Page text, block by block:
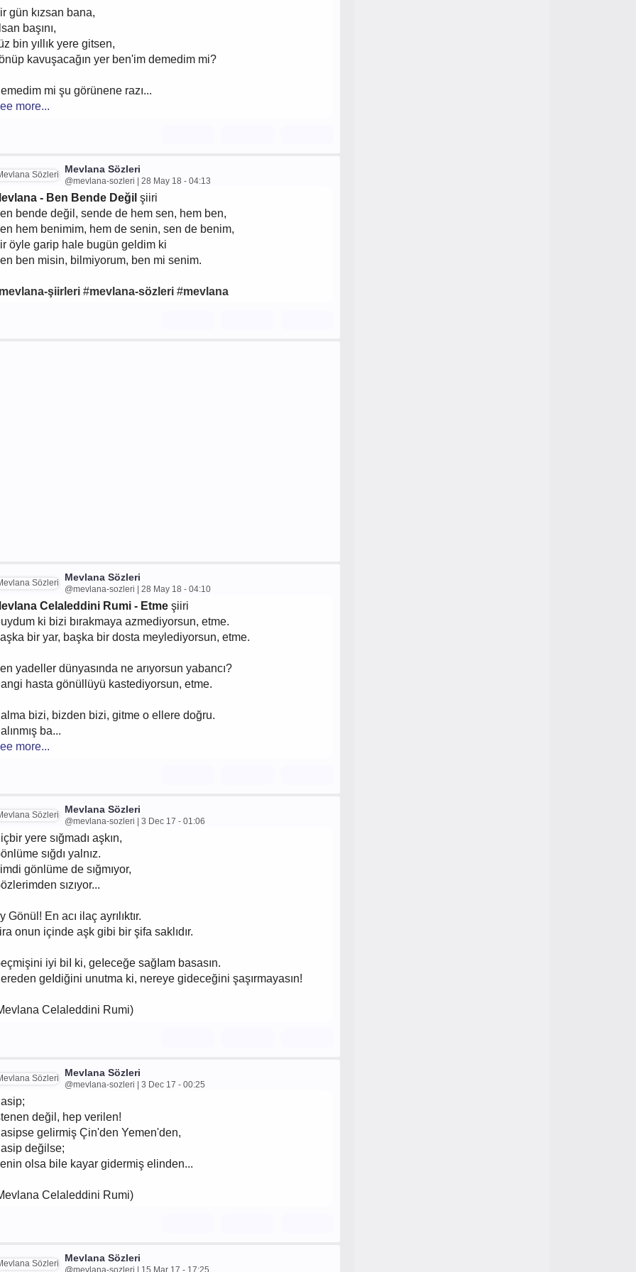
gün kızsan bana,
başını,
bin yıllık yere gitsen,
kavuşacağın yer ben'im demedim mi?
mi şu görünene razı...
more...
Mevlana Sözleri
@mevlana-sozleri | 28 May 18 - 04:13
- Ben Bende Değil şiiri
bende değil, sende de hem sen, hem ben,
hem benimim, hem de senin, sen de benim,
öyle garip hale bugün geldim ki
ben misin, bilmiyorum, ben mi senim.
şiirleri #mevlana-sözleri #mevlana
Mevlana Sözleri
@mevlana-sozleri | 28 May 18 - 04:10
Celaleddini Rumi - Etme şiiri
ki bizi bırakmaya azmediyorsun, etme.
bir yar, başka bir dosta meylediyorsun, etme.
yadeller dünyasında ne arıyorsun yabancı?
hasta gönüllüyü kastediyorsun, etme.
bizi, bizden bizi, gitme o ellere doğru.
ba...
more...
Mevlana Sözleri
@mevlana-sozleri | 3 Dec 17 - 01:06
yere sığmadı aşkın,
sığdı yalnız.
gönlüme de sığmıyor,
sızıyor...
Gönül! En acı ilaç ayrılıktır.
onun içinde aşk gibi bir şifa saklıdır.
iyi biI ki, geIeceğe sağIam basasın.
geIdiğini unutma ki, nereye gideceğini şaşırmayasın!
Celaleddini Rumi)
Mevlana Sözleri
@mevlana-sozleri | 3 Dec 17 - 00:25
değil, hep verilen!
gelirmiş Çin'den Yemen'den,
değilse;
olsa bile kayar gidermiş elinden...
Celaleddini Rumi)
Mevlana Sözleri
@mevlana-sozleri | 15 Mar 17 - 17:25